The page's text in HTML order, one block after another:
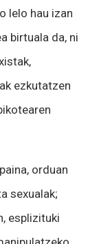
lelo hau izan
birtuala da, ni
ezkutatzen
orduan
sexualak;
esplizituki